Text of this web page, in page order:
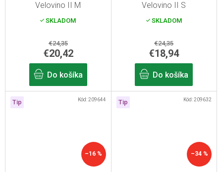
Velovino II M
SKLADOM
€24,35
€20,42
Do košíka
Velovino II S
SKLADOM
€24,35
€18,94
Do košíka
Tip
–16 %
Kód:209644 Tip
–34 %
Kód:209632